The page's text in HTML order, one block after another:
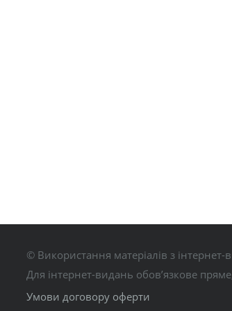
© Використання матеріалів з
Для інтернет-видань обов’язкове
Умови договору оферти